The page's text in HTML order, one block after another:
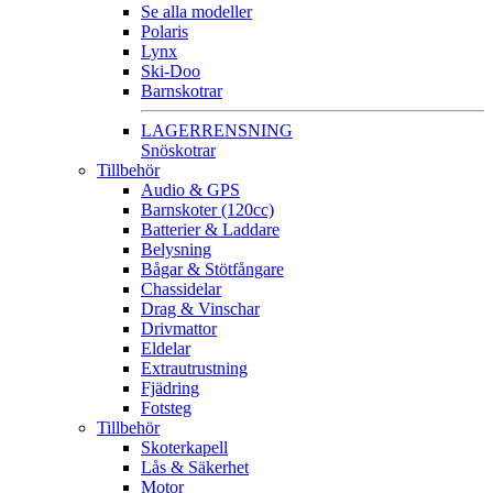
Se alla modeller
Polaris
Lynx
Ski-Doo
Barnskotrar
LAGERRENSNING
Snöskotrar
Tillbehör
Audio & GPS
Barnskoter (120cc)
Batterier & Laddare
Belysning
Bågar & Stötfångare
Chassidelar
Drag & Vinschar
Drivmattor
Eldelar
Extrautrustning
Fjädring
Fotsteg
Tillbehör
Skoterkapell
Lås & Säkerhet
Motor